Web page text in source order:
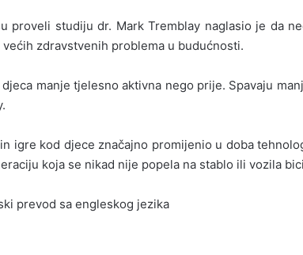
proveli studiju dr. Mark Tremblay naglasio je da
zdravstvenih problema u budućnosti.
manje tjelesno aktivna nego prije. Spavaju
igre kod djece značajno promijenio u doba
koja se nikad nije popela na stablo ili vozila
prevod sa engleskog jezika